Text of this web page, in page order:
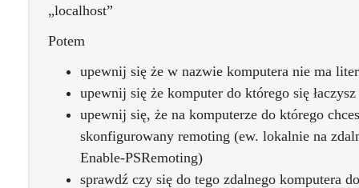
„localhost”
Potem
upewnij się że w nazwie komputera nie ma
upewnij się że komputer do którego się
upewnij się, że na komputerze do którego
skonfigurowany remoting (ew. lokalnie na
Enable-PSRemoting)
sprawdź czy się do tego zdalnego komputera